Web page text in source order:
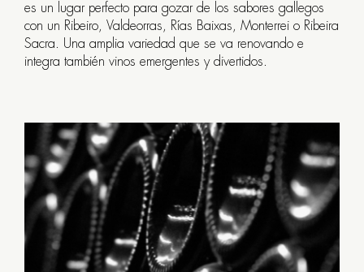
Curro
da
Parra
SANTIAGO
DE
COMPOSTELA
+34
981
556
es un lugar perfecto para gozar de los sabores gallegos
con un Ribeiro, Valdeorras, Rías Baixas, Monterrei o Ribeira
Sacra. Una amplia variedad que se va renovando e
integra también vinos emergentes y divertidos.